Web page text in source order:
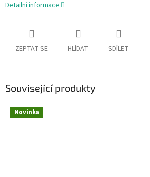
Detailní informace
ZEPTAT SE HLÍDAT SDÍLET
Související produkty
Novinka